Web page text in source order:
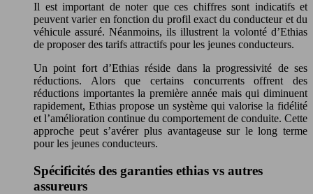
Il est important de noter que ces chiffres sont indicatifs et
peuvent varier en fonction du profil exact du conducteur et du
véhicule assuré. Néanmoins, ils illustrent la volonté d’Ethias
de proposer des tarifs attractifs pour les jeunes conducteurs.
Un point fort d’Ethias réside dans la progressivité de ses
réductions. Alors que certains concurrents offrent des
réductions importantes la première année mais qui diminuent
rapidement, Ethias propose un système qui valorise la fidélité
et l’amélioration continue du comportement de conduite. Cette
approche peut s’avérer plus avantageuse sur le long terme
pour les jeunes conducteurs.
Spécificités des garanties ethias vs autres
assureurs